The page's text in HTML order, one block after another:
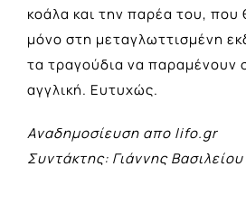
κοάλα και την παρέα του, που
μόνο στη μεταγλωττισμένη
τα τραγούδια να παραμένουν
αγγλική. Ευτυχώς.
Αναδημοσίευση απο lifo.gr
Συντάκτης: Γιάννης Βασιλείου